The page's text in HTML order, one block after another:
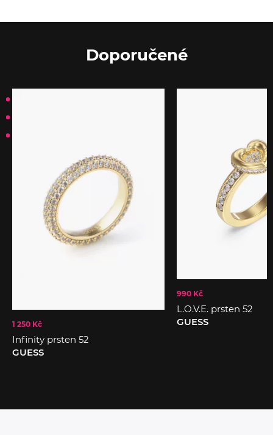
Doporučené
1 250 Kč
Infinity prsten 52
GUESS
990 Kč
L.O.V.E. prsten 52
GUESS